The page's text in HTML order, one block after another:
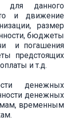
для данного
и движение
размер
бюджеты
и погашения
предстоящих
и т.д.
денежных
денежных
временным